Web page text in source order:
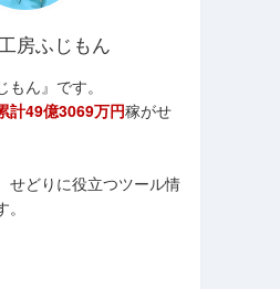
房ふじもん
ん』です。
計49億3069万円稼がせ
せどりに役立つツール情